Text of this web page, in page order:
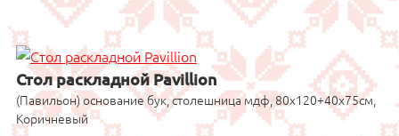
Стол раскладной Pavillion
(Павильон) основание бук, столешница мдф, 80x120+40x75см,
Коричневый